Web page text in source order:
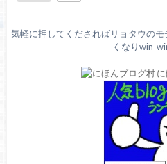
気軽に押してくださればリョタウの
くなりwin-